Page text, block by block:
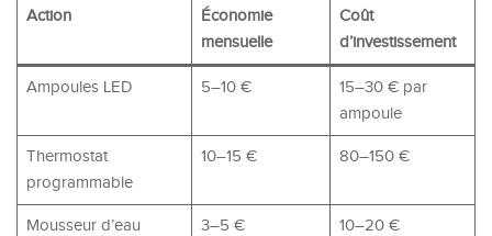
Action
Économie
mensuelle
Coût
d’investissement
Ampoules LED 5–10 €
15–30 € par
ampoule
Thermostat
programmable
10–15 € 80–150 €
Mousseur d’eau 3–5 €
10–20 €